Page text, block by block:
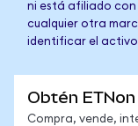
ni está afiliado con
cualquier otra
identificar el
Obtén
Compra, vende,